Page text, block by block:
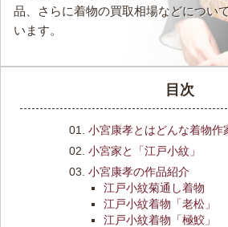
品、さらに着物の買取相場などについ
います。
目次
小宮康孝とはどんな着物作
小宮家と「江戸小紋」
小宮康孝の作品紹介
江戸小紋菊通し着物
江戸小紋着物「老松」
江戸小紋着物「極鮫」